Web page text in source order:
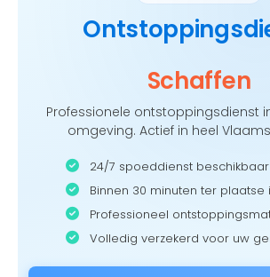
Schaffen
Professionele ontstoppingsdienst
omgeving. Actief in heel
24/7 spoeddienst beschikbaar
Binnen 30 minuten ter plaatse
Professioneel
Volledig verzekerd voor uw